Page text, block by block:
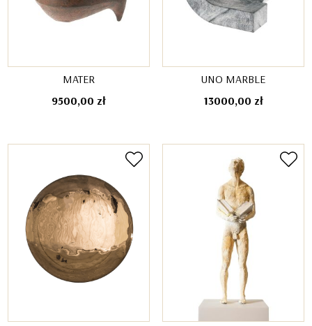
MATER
9500,00 zł
UNO MARBLE
13000,00 zł